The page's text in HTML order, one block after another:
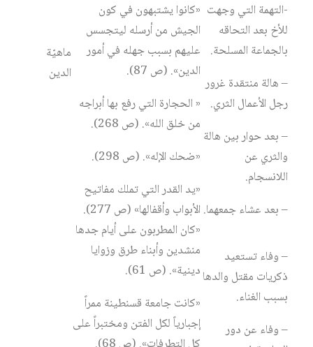
-التهمة التي وجهت
للأخ بعد التحاقه
بالجماعة المسلحة.
– هالة منتقدة غرور
رجل الأعمال الثري.
– بعد حوار بين هالة
والثري عن
اللانسجام.
– بعد عشاء جمعهما.
«كانوا يشتبهون في كون
الجيش من أرسله ليتجسس
عليهم بسبب جهله في أمور
الدين». (ص 87).
« الحجارة التي رفع بها أبراجه
من خلق الله». (ص 268).
«ضحك الإله». (ص 298).
«يد القدر التي تملك مفاتيح
الأبواب وأقفالها» (ص 277).
ماهيّة
الدين
– وفاء تستعيد
ذكريات مقتل والدها
بسبب الغناء.
– وفاء عن دور
«كان المطربون على أيام جدها
منشدين وأبناء طرق وزوايا
دينية». (ص 61).
«كانت جامعة قسنطينة ممراً
إجبارياً لكل الفتن ومختبراً على